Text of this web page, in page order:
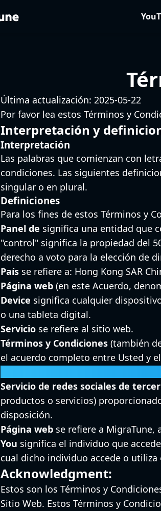
Última actualización: 2025-05-22
Por favor lea estos Términos y
Interpretación y
Interpretación
Las palabras que comienzan con
condiciones. Las siguientes
singular o en plural.
Definiciones
Para los fines de estos Términos y
Panel de significa una entidad que
"control" significa la propiedad del
derecho a voto para la elección de
País se refiere a: Hong Kong SAR
Página web (en este Acuerdo,
Device significa cualquier
o una tableta digital.
Servicio se refiere al sitio web.
Términos y Condiciones (también
el acuerdo completo entre Usted y
Servicio de redes sociales de
productos o servicios)
disposición.
Página web se refiere a MigraTune,
You significa el individuo que
cual dicho individuo accede o
Acknowledgment:
Estos son los Términos y
Sitio Web. Estos Términos y